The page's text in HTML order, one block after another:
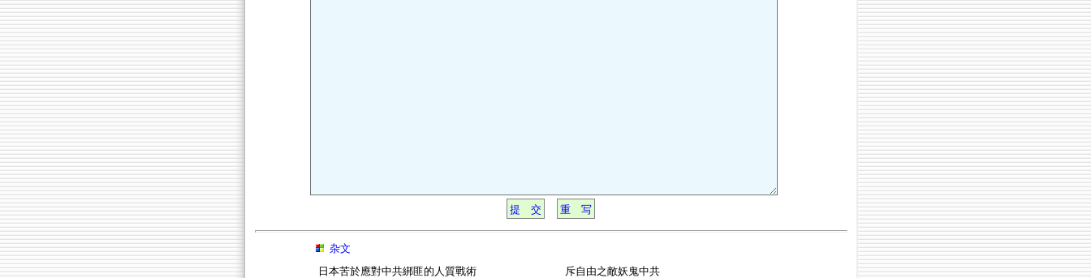
杂文
日本苦於應對中共綁匪的人質戰術
斥自由之敵妖鬼中共